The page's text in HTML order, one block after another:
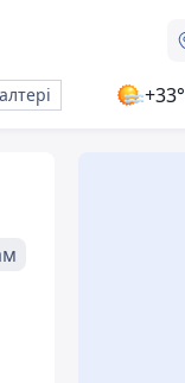
+33°